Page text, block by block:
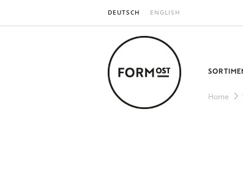
DEUTSCH ENGLISH
Home